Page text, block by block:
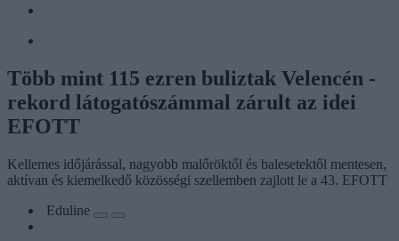
Több mint 115 ezren buliztak Velencén -
rekord látogatószámmal zárult az idei
EFOTT
Kellemes időjárással, nagyobb malőröktől és balesetektől mentesen,
aktívan és kiemelkedő közösségi szellemben zajlott le a 43. EFOTT
Eduline